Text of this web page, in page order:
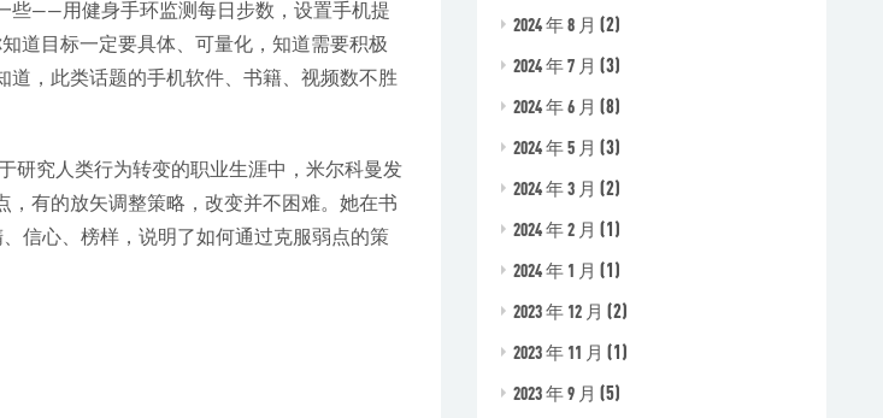
些——用健身手环监测每日步数，设置手机提
道目标一定要具体、可量化，知道需要积极
，此类话题的手机软件、书籍、视频数不胜
研究人类行为转变的职业生涯中，米尔科曼发
有的放矢调整策略，改变并不困难。她在书
信心、榜样，说明了如何通过克服弱点的策
2024 年 8 月 (2)
2024 年 7 月 (3)
2024 年 6 月 (8)
2024 年 5 月 (3)
2024 年 3 月 (2)
2024 年 2 月 (1)
2024 年 1 月 (1)
2023 年 12 月 (2)
2023 年 11 月 (1)
2023 年 9 月 (5)